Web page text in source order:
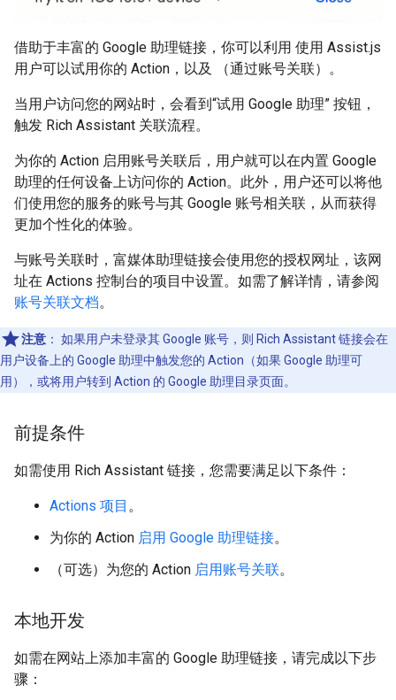
借助于丰富的 Google 助理链接，你可以利用 使用 Assist.js
用户可以试用你的 Action，以及 （通过账号关联）。
当用户访问您的网站时，会看到“试用 Google 助理” 按钮，
触发 Rich Assistant 关联流程。
为你的 Action 启用账号关联后，用户就可以在内置 Google
助理的任何设备上访问你的 Action。此外，用户还可以将他
们使用您的服务的账号与其 Google 账号相关联，从而获得
更加个性化的体验。
与账号关联时，富媒体助理链接会使用您的授权网址，该网
址在 Actions 控制台的项目中设置。如需了解详情，请参阅
账号关联文档。
注意 ： 如果用户未登录其 Google 账号，则 Rich Assistant 链接会在
用户设备上的 Google 助理中触发您的 Action（如果 Google 助理可
用），或将用户转到 Action 的 Google 助理目录页面。
前提条件
如需使用 Rich Assistant 链接，您需要满足以下条件：
Actions 项目 。
为你的 Action 启用 Google 助理链接。
（可选）为您的 Action 启用账号关联。
本地开发
如需在网站上添加丰富的 Google 助理链接，请完成以下步
骤：